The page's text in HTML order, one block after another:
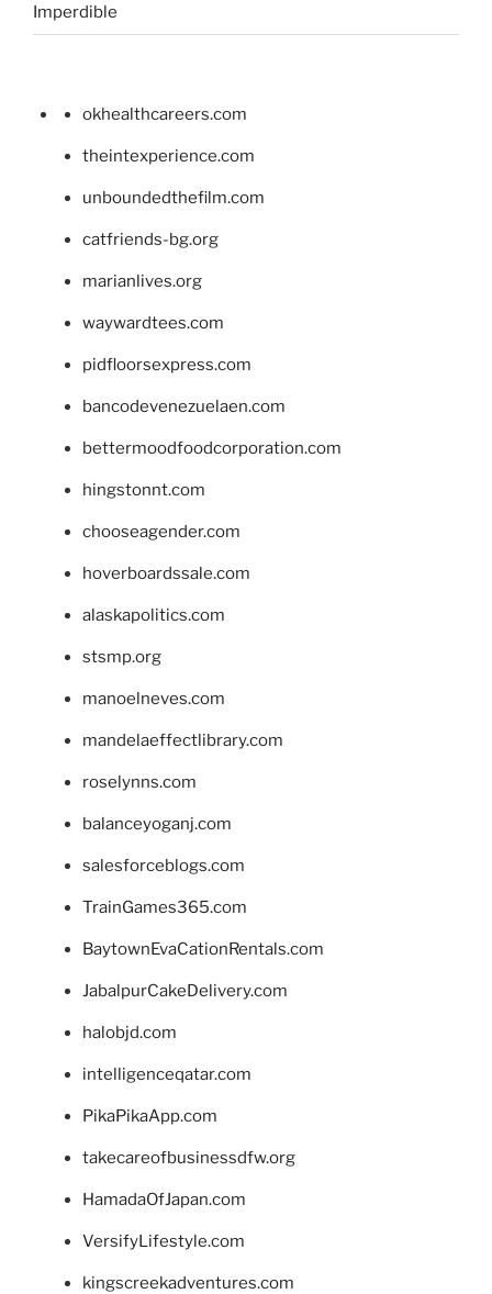
Imperdible
okhealthcareers.com
theintexperience.com
unboundedthefilm.com
catfriends-bg.org
marianlives.org
waywardtees.com
pidfloorsexpress.com
bancodevenezuelaen.com
bettermoodfoodcorporation.com
hingstonnt.com
chooseagender.com
hoverboardssale.com
alaskapolitics.com
stsmp.org
manoelneves.com
mandelaeffectlibrary.com
roselynns.com
balanceyoganj.com
salesforceblogs.com
TrainGames365.com
BaytownEvaCationRentals.com
JabalpurCakeDelivery.com
halobjd.com
intelligenceqatar.com
PikaPikaApp.com
takecareofbusinessdfw.org
HamadaOfJapan.com
VersifyLifestyle.com
kingscreekadventures.com